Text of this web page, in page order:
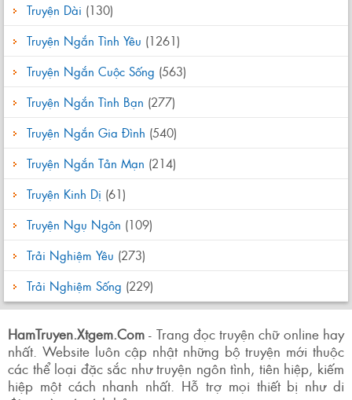
Truyện Dài (130)
Truyện Ngắn Tình Yêu (1261)
Truyện Ngắn Cuộc Sống (563)
Truyện Ngắn Tình Bạn (277)
Truyện Ngắn Gia Đình (540)
Truyện Ngắn Tản Mạn (214)
Truyện Kinh Dị (61)
Truyện Ngụ Ngôn (109)
Trải Nghiệm Yêu (273)
Trải Nghiệm Sống (229)
HamTruyen.Xtgem.Com - Trang đọc truyện chữ online hay
nhất. Website luôn cập nhật những bộ truyện mới thuộc
các thể loại đặc sắc như truyện ngôn tình, tiên hiệp, kiếm
hiệp một cách nhanh nhất. Hỗ trợ mọi thiết bị như di